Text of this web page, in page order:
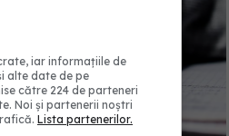
iar informațiile de
alte date de pe
către 224 de parteneri
Noi și partenerii noștri
Lista partenerilor.